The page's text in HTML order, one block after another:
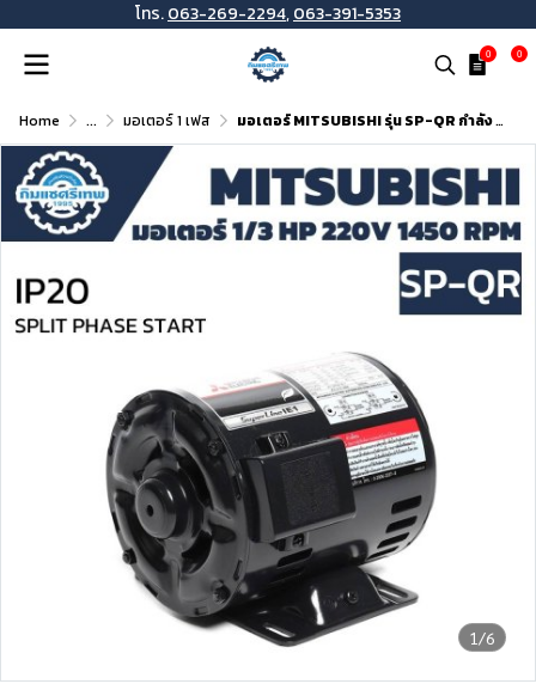
โทร.063-269-2294,063-391-5353
0 0
Home ... มอเตอร์ 1 เฟส มอเตอร์ MITSUBISHI รุ่น SP-QR กำลัง 1/3 HP (0.25 KW) 1 เฟส 220 โวลต์ 4 โพล 2 สาย IP20 ความเร็วรอบ 1450 RPM
1/6